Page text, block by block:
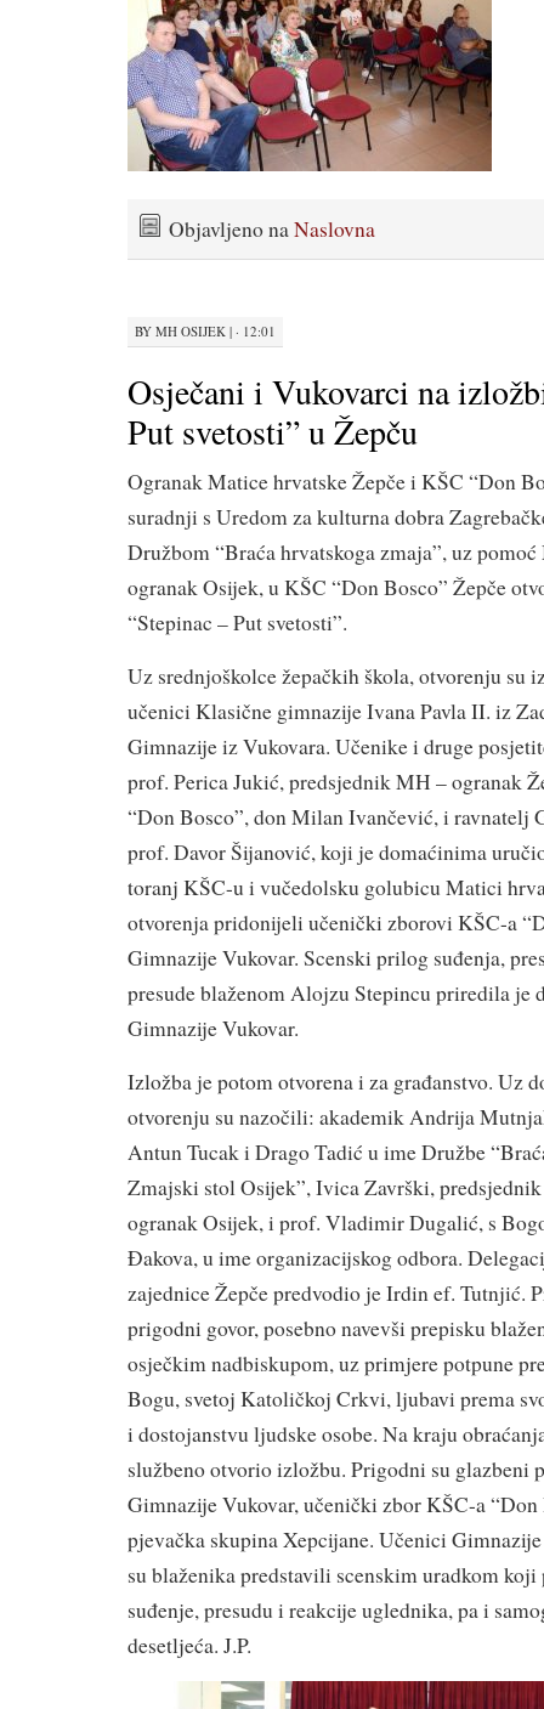
Objavljeno na Naslovna
BY MH OSIJEK | · 12:01
Osječani i Vukovarci na
Put svetosti” u Žepču
Ogranak Matice hrvatske Žepče i KŠC “Don
suradnji s Uredom za kulturna dobra
Družbom “Braća hrvatskoga zmaja”, uz
ogranak Osijek, u KŠC “Don Bosco” Žepče
“Stepinac – Put svetosti”.
Uz srednjoškolce žepačkih škola, otvorenju su
učenici Klasične gimnazije Ivana Pavla II. iz
Gimnazije iz Vukovara. Učenike i druge
prof. Perica Jukić, predsjednik MH – ogranak
“Don Bosco”, don Milan Ivančević, i ravnatelj
prof. Davor Šijanović, koji je domaćinima
toranj KŠC-u i vučedolsku golubicu Matici
otvorenja pridonijeli učenički zborovi KŠC-a
Gimnazije Vukovar. Scenski prilog suđenja,
presude blaženom Alojzu Stepincu priredila je
Gimnazije Vukovar.
Izložba je potom otvorena i za građanstvo. Uz
otvorenju su nazočili: akademik Andrija
Antun Tucak i Drago Tadić u ime Družbe
Zmajski stol Osijek”, Ivica Završki,
ogranak Osijek, i prof. Vladimir Dugalić, s
Đakova, u ime organizacijskog odbora.
zajednice Žepče predvodio je Irdin ef. Tutnjić.
prigodni govor, posebno navevši prepisku
osječkim nadbiskupom, uz primjere potpune
Bogu, svetoj Katoličkoj Crkvi, ljubavi prema
i dostojanstvu ljudske osobe. Na kraju
službeno otvorio izložbu. Prigodni su glazbeni
Gimnazije Vukovar, učenički zbor KŠC-a
pjevačka skupina Xepcijane. Učenici
su blaženika predstavili scenskim uradkom
suđenje, presudu i reakcije uglednika, pa i
desetljeća. J.P.